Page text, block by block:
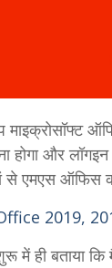
माइक्रोसॉफ्ट
होगा और
से एमएस ऑफिस
2019,
में ही बताया